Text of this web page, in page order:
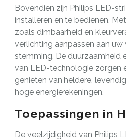
Bovendien zijn Philips LED-
installeren en te bedienen.
zoals dimbaarheid en
verlichting aanpassen aan uw
stemming. De duurzaamheid
van LED-technologie zorgen
genieten van heldere,
hoge energierekeningen.
Toepassingen in
De veelzijdigheid van Philips